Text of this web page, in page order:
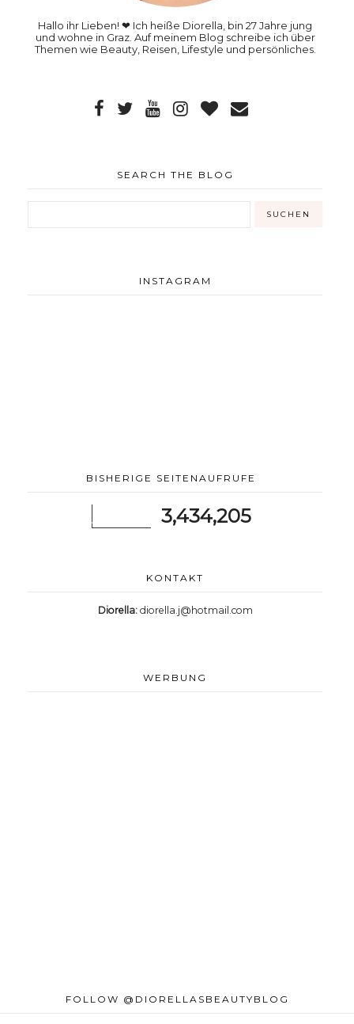
Hallo ihr Lieben! ❤ Ich heiße Diorella, bin 27 Jahre jung
und wohne in Graz. Auf meinem Blog schreibe ich über
Themen wie Beauty, Reisen, Lifestyle und persönliches.
SEARCH THE BLOG
INSTAGRAM
BISHERIGE SEITENAUFRUFE
3,434,205
KONTAKT
Diorella: diorella.j@hotmail.com
WERBUNG
FOLLOW @DIORELLASBEAUTYBLOG